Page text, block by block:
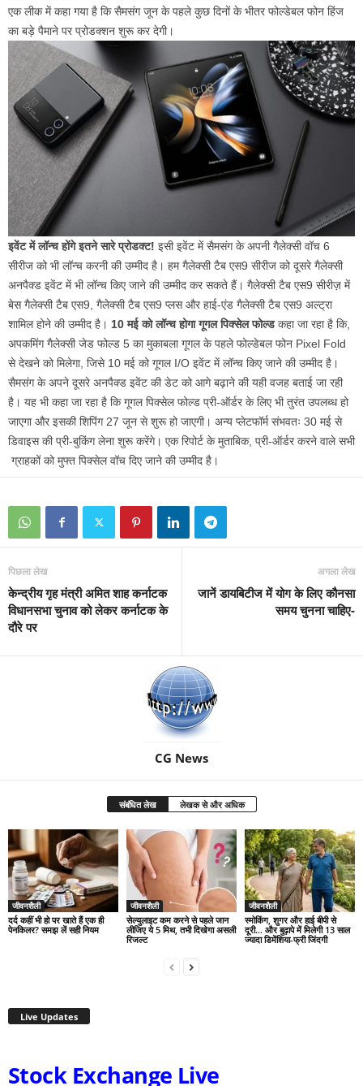
एक लीक में कहा गया है कि सैमसंग जून के पहले कुछ दिनों के भीतर फोल्डेबल फोन हिंज
का बड़े पैमाने पर प्रोडक्शन शुरू कर देगी।
इवेंट में लॉन्च होंगे इतने सारे प्रोडक्ट! इसी इवेंट में सैमसंग के अपनी गैलेक्सी वॉच 6
सीरीज को भी लॉन्च करनी की उम्मीद है। हम गैलेक्सी टैब एस9 सीरीज को दूसरे गैलेक्सी
अनपैक्ड इवेंट में भी लॉन्च किए जाने की उम्मीद कर सकते हैं। गैलेक्सी टैब एस9 सीरीज़ में
बेस गैलेक्सी टैब एस9, गैलेक्सी टैब एस9 प्लस और हाई-एंड गैलेक्सी टैब एस9 अल्ट्रा
शामिल होने की उम्मीद है। 10 मई को लॉन्च होगा गूगल पिक्सेल फोल्डकहा जा रहा है कि,
अपकमिंग गैलेक्सी जेड फोल्ड 5 का मुकाबला गूगल के पहले फोल्डेबल फोन Pixel Fold
से देखने को मिलेगा, जिसे 10 मई को गूगल I/O इवेंट में लॉन्च किए जाने की उम्मीद है।
सैमसंग के अपने दूसरे अनपैक्ड इवेंट की डेट को आगे बढ़ाने की यही वजह बताई जा रही
है। यह भी कहा जा रहा है कि गूगल पिक्सेल फोल्ड प्री-ऑर्डर के लिए भी तुरंत उपलब्ध हो
जाएगा और इसकी शिपिंग 27 जून से शुरू हो जाएगी। अन्य प्लेटफॉर्म संभवतः 30 मई से
डिवाइस की प्री-बुकिंग लेना शुरू करेंगे। एक रिपोर्ट के मुताबिक, प्री-ऑर्डर करने वाले सभी
ग्राहकों को मुफ्त पिक्सेल वॉच दिए जाने की उम्मीद है।
पिछला लेख
केन्द्रीय गृह मंत्री अमित शाह कर्नाटक
विधानसभा चुनाव को लेकर कर्नाटक के
दौरे पर
अगला लेख
जानें डायब‍िटीज में योग के ल‍िए कौनसा
समय चुनना चाह‍िए-
CG News
संबंधित लेख लेखक से और अधिक
जीवनशैली
दर्द कहीं भी हो पर खाते हैं एक ही
पेनकिलर? समझ लें सही नियम
जीवनशैली
सेल्युलाइट कम करने से पहले जान
लीजिए ये 5 मिथ, तभी दिखेगा असली
रिजल्ट
जीवनशैली
स्मोकिंग, शुगर और हाई बीपी से
दूरी… और बुढ़ापे में मिलेगी 13 साल
ज्यादा डिमेंशिया-फ्री जिंदगी
Live Updates
Stock Exchange Live